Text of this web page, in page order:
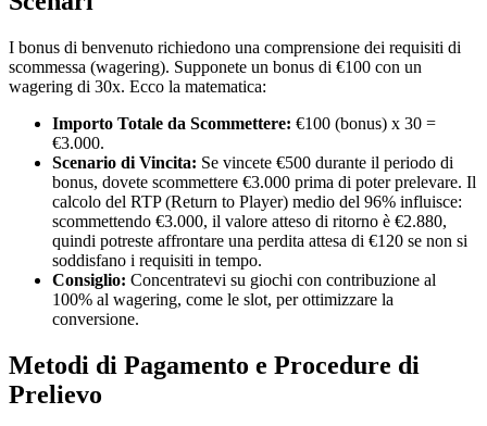
I bonus di benvenuto richiedono una comprensione dei requisiti di
scommessa (wagering). Supponete un bonus di €100 con un
wagering di 30x. Ecco la matematica:
Importo Totale da Scommettere: €100 (bonus) x 30 =
€3.000.
Scenario di Vincita: Se vincete €500 durante il periodo di
bonus, dovete scommettere €3.000 prima di poter prelevare. Il
calcolo del RTP (Return to Player) medio del 96% influisce:
scommettendo €3.000, il valore atteso di ritorno è €2.880,
quindi potreste affrontare una perdita attesa di €120 se non si
soddisfano i requisiti in tempo.
Consiglio: Concentratevi su giochi con contribuzione al
100% al wagering, come le slot, per ottimizzare la
conversione.
Metodi di Pagamento e Procedure di
Prelievo